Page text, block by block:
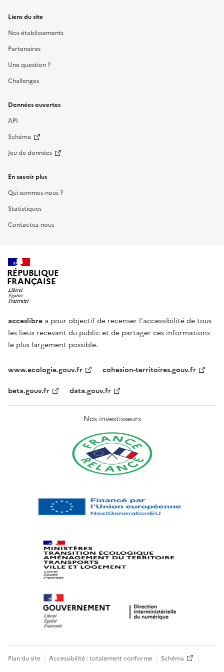
Liens du site
Nos établissements
Partenaires
Une question ?
Challenges
Données ouvertes
API
Schéma
Jeu de données
En savoir plus
Qui sommes-nous ?
Statistiques
Contactez-nous
RÉPUBLIQUE
FRANÇAISE
acceslibre a pour objectif de recenser l'accessibilité de tous
les lieux recevant du public et de partager ces informations
le plus largement possible.
www.ecologie.gouv.fr
cohesion-territoires.gouv.fr
beta.gouv.fr
data.gouv.fr
Nos investisseurs
Plan du site Accessibilité : totalement conforme
Schéma